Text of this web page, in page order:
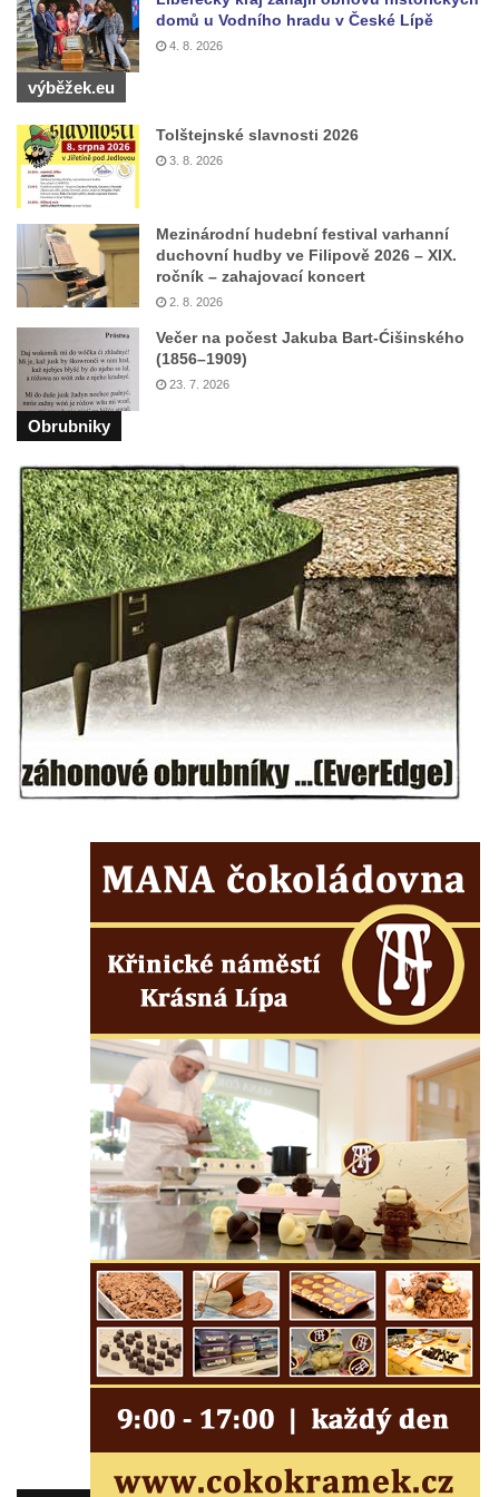
Pamětní deska Josefa Hloucha na
biskupské rezidenci v Českých
Budějovicích
Socha žáby u rybníčku na Náměstí v
Kamenném Újezdě
Pamětní kámen družebních obcí Kamenný
Kamenném Újezdě
Socha na náměstí J. V. Kamarýta ve
Velešíně
Pomník J. V. Kamarýta v Krumlovské ulici ve
Velešíně
Pamětní deska arcibiskupa Micara ve
vstupu do poutního místa Římov
Plastika Koule v Gutenbergově ulici v
Liberci
Pamětní deska Vojtěcha Kocmicha na
domě čp. 37 v ulici Betlém v Římově
Pomník na paměť zrušení roboty v Plavu
Socha vodníka v Plavu
Socha svatého Jana Nepomuckého v
Třebušíně
Pamětní deska Johanna Nepomuka
Fischera na domě čp. 5/16 na třídě 9.
května v Rumburku
Obrázek svatého Huberta na buku svatého
Obrázek svatého Jakuba na skále u cesty
Busta Jana Amose Komenského na domě
čp. 37 v Račicích
Socha ležícího koně v Sadech
Československé armády v Teplicích
Socha Medvídě v Tierpark Chemnitz
Sochy Ležící žena v Tierpark Chemnitz
Sochy Ptáci v Tierpark Chemnitz
Socha Skupina jeřábů v Tierpark Chemnitz
Socha Panter v ZOO Leipzig
Socha Dívka s mušlí v ZOO Leipzig
Socha Tygr v ZOO Leipzig
Socha Atlet v ZOO Leipzig
Socha Marabu v ZOO Leipzig
Busta Karla Maxe Schneidera v ZOO
Leipzig
domů u Vodního hradu v České Lípě
4. 8. 2026
výběžek.eu
Tolštejnské slavnosti 2026
3. 8. 2026
Mezinárodní hudební festival varhanní
duchovní hudby ve Filipově 2026 – XIX.
ročník – zahajovací koncert
2. 8. 2026
Večer na počest Jakuba Bart-Ćišinského
(1856–1909)
23. 7. 2026
Obrubniky